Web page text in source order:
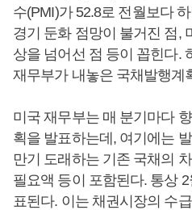
수(PMI)가 52.8로 전월보다
경기 둔화 점망이 불거진 점,
상을 넘어선 점 등이 꼽힌다.
재무부가 내놓은 국채발행계
미국 재무부는 매 분기마다
획을 발표하는데, 여기에는
만기 도래하는 기존 국채의
필요액 등이 포함된다. 통상
표된다. 이는 채권시장의 수